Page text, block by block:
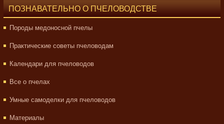
ПОЗНАВАТЕЛЬНО О ПЧЕЛОВОДСТВЕ
Породы медоносной пчелы
Практические советы пчеловодам
Календари для пчеловодов
Все о пчелах
Умные самоделки для пчеловодов
Материалы